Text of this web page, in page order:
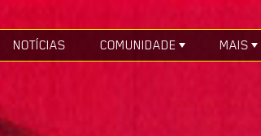
NOTÍCIAS COMUNIDADE MAIS